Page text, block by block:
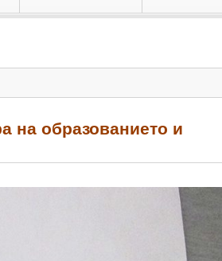
на образованието и